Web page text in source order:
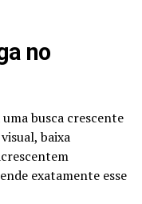
no
busca crescente
baixa
exatamente esse